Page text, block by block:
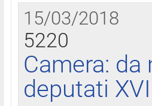
15/03/2018
5220
Camera:
deputati